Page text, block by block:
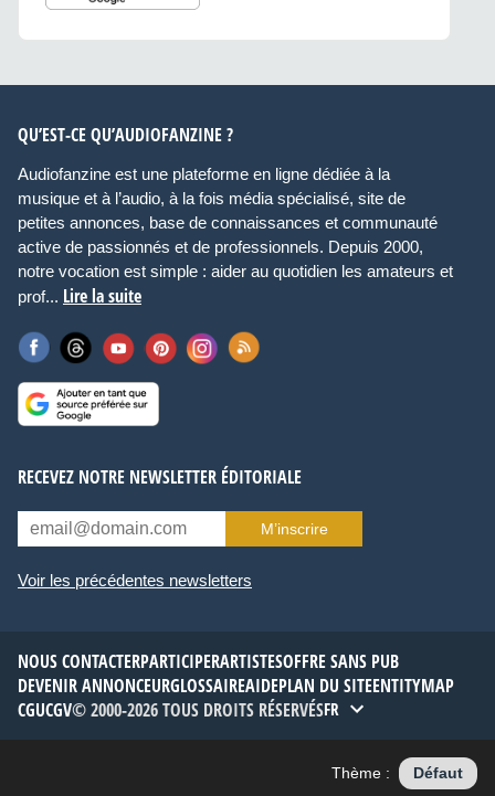
QU’EST-CE QU’AUDIOFANZINE ?
Audiofanzine est une plateforme en ligne dédiée à la
musique et à l’audio, à la fois média spécialisé, site de
petites annonces, base de connaissances et communauté
active de passionnés et de professionnels. Depuis 2000,
notre vocation est simple : aider au quotidien les amateurs et
prof... Lire la suite
RECEVEZ NOTRE NEWSLETTER ÉDITORIALE
M’inscrire
Voir les précédentes newsletters
NOUS CONTACTERPARTICIPERARTISTESOFFRE SANS PUB
DEVENIR ANNONCEURGLOSSAIREAIDEPLAN DU SITEENTITYMAP
CGUCGV© 2000-2026 TOUS DROITS RÉSERVÉSFR
Thème : Défaut